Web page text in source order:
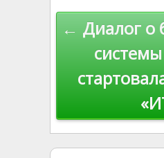
as
s
ni
ki
Навигация
записям
← Диалог о